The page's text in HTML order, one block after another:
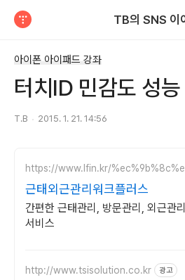
TB의 SNS 이
아이폰 아이패드 강좌
터치ID 민감도 성
T.B 2015. 1. 21. 14:56
https://www.lfin.kr/
근태외근관리워크플러스
간편한 근태관리, 방문관리, 외근관
서비스
http://www.tsisolution.co.kr 광고